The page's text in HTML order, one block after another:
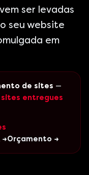
ser levadas
seu website
em
de sites —
entregues
→Orçamento →